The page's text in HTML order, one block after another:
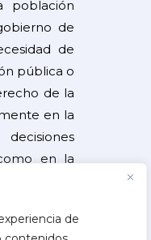
de
población
de
de
pública o
de la
en la
en la
interés